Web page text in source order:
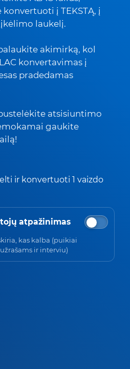
į TEKSTĄ, į
laukelį.
akimirką, kol
konvertavimas į
pradedamas
atsisiuntimo
gaukite
ir konvertuoti 1 vaizdo
atpažinimas
kas kalba (puikiai
ir interviu)